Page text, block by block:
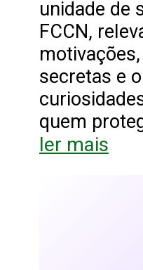
unidade de
FCCN,
secretas e
quem
ler mais